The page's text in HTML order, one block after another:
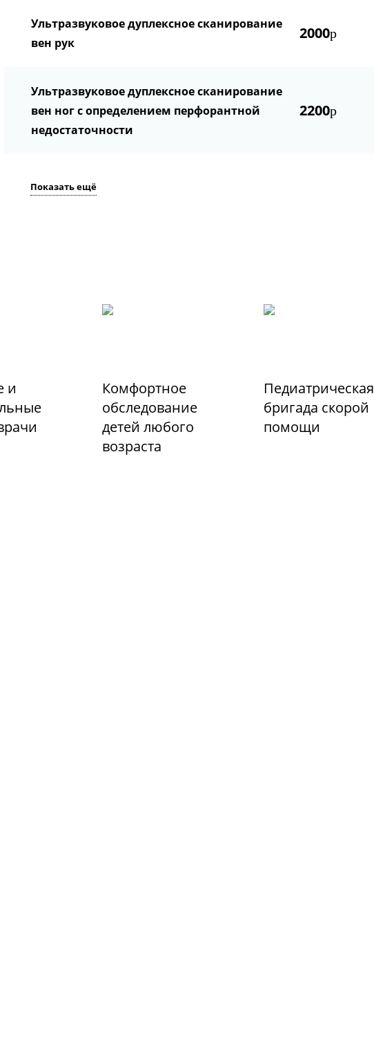
Ультразвуковое дуплексное сканирование
вен рук
2000р
Ультразвуковое дуплексное сканирование
вен ног с определением перфорантной
недостаточности
2200р
Показать ещё
и
Комфортное
обследование
детей любого
возраста
Педиатрическая
бригада скорой
помощи